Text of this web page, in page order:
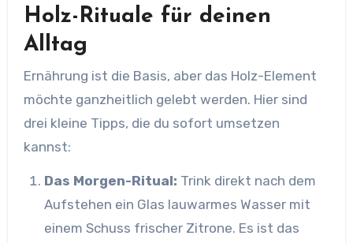
Holz-Rituale für deinen
Alltag
Ernährung ist die Basis, aber das Holz-Element
möchte ganzheitlich gelebt werden. Hier sind
drei kleine Tipps, die du sofort umsetzen
kannst:
Das Morgen-Ritual: Trink direkt nach dem
Aufstehen ein Glas lauwarmes Wasser mit
einem Schuss frischer Zitrone. Es ist das